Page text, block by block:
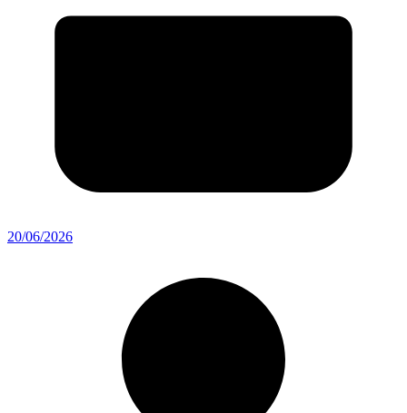
20/06/2026